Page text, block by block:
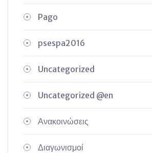
Pago
psespa2016
Uncategorized
Uncategorized @en
Ανακοινώσεις
Διαγωνισμοί